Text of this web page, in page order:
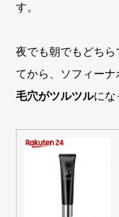
す。
夜でも朝でもどち
てから、ソフィー
毛穴がツルツルにな